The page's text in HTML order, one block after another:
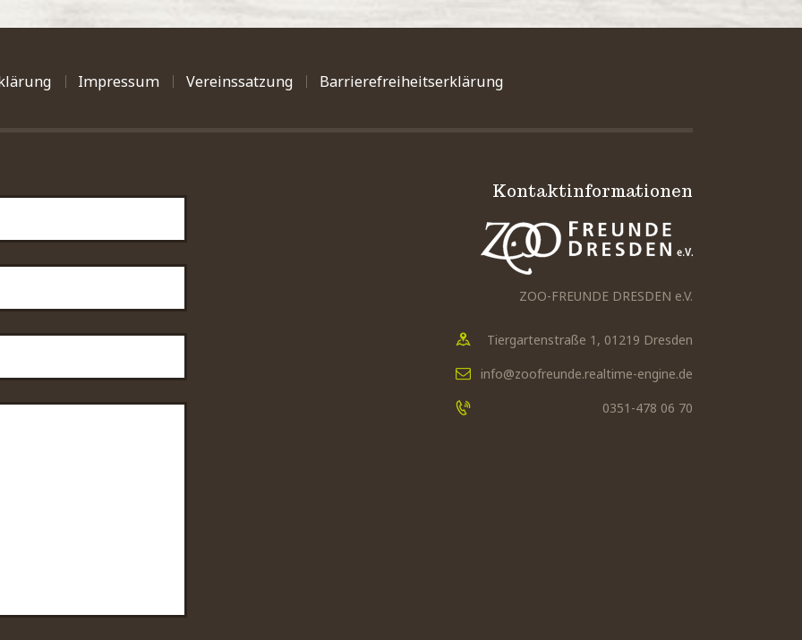
Impressum Vereinssatzung Barrierefreiheitserklärung
Kontaktinformationen
ZOO-FREUNDE DRESDEN e.V.
Tiergartenstraße 1, 01219 Dresden
info@zoofreunde.realtime-engine.de
0351-478 06 70